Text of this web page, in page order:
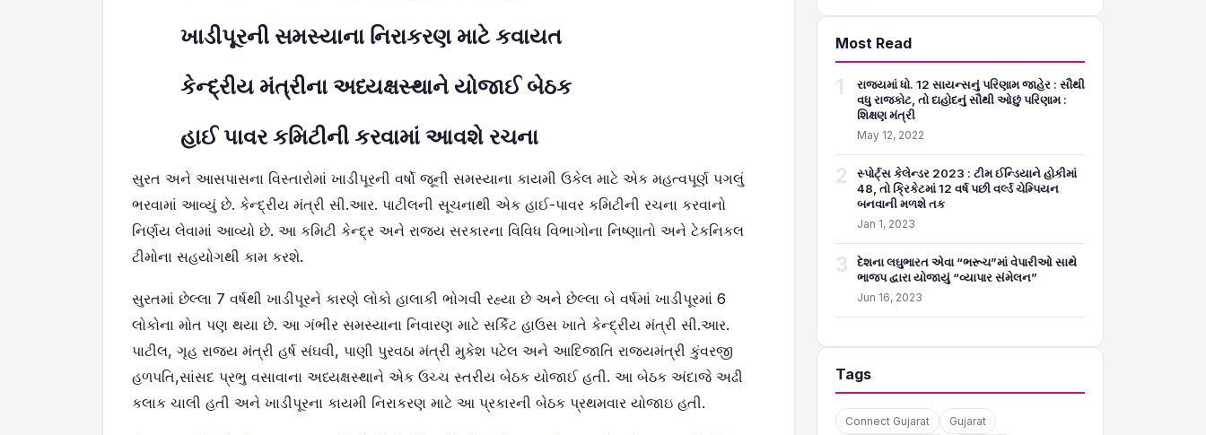
ખાડીપૂરની સમસ્યાના નિરાકરણ માટે કવાયત
કેન્દ્રીય મંત્રીના અધ્યક્ષસ્થાને યોજાઈ બેઠક
હાઈ પાવર કમિટીની કરવામાં આવશે રચના
સુરત અને આસપાસના વિસ્તારોમાં ખાડીપૂરની વર્ષો જૂની સમસ્યાના કાયમી ઉકેલ માટે એક મહત્વપૂર્ણ પગલું
ભરવામાં આવ્યું છે. કેન્દ્રીય મંત્રી સી.આર. પાટીલની સૂચનાથી એક હાઈ-પાવર કમિટીની રચના કરવાનો
નિર્ણય લેવામાં આવ્યો છે. આ કમિટી કેન્દ્ર અને રાજ્ય સરકારના વિવિધ વિભાગોના નિષ્ણાતો અને ટેકનિકલ
ટીમોના સહયોગથી કામ કરશે.
સુરતમાં છેલ્લા 7 વર્ષથી ખાડીપૂરને કારણે લોકો હાલાકી ભોગવી રહ્યા છે અને છેલ્લા બે વર્ષમાં ખાડીપૂરમાં 6
લોકોના મોત પણ થયા છે. આ ગંભીર સમસ્યાના નિવારણ માટે સર્કિટ હાઉસ ખાતે કેન્દ્રીય મંત્રી સી.આર.
પાટીલ, ગૃહ રાજ્ય મંત્રી હર્ષ સંઘવી, પાણી પુરવઠા મંત્રી મુકેશ પટેલ અને આદિજાતિ રાજ્યમંત્રી કુંવરજી
હળપતિ,સાંસદ પ્રભુ વસાવાના અધ્યક્ષસ્થાને એક ઉચ્ચ સ્તરીય બેઠક યોજાઈ હતી. આ બેઠક અંદાજે અઢી
કલાક ચાલી હતી અને ખાડીપૂરના કાયમી નિરાકરણ માટે આ પ્રકારની બેઠક પ્રથમવાર યોજાઇ હતી.
Most Read
1
રાજ્યમાં ધો. 12 સાયન્સનું પરિણામ જાહેર : સૌથી
વધુ રાજકોટ, તો દાહોદનું સૌથી ઓછું પરિણામ :
શિક્ષણ મંત્રી
May 12, 2022
2
સ્પોર્ટ્સ કેલેન્ડર 2023 : ટીમ ઈન્ડિયાને હોકીમાં
48, તો ક્રિકેટમાં 12 વર્ષ પછી વર્લ્ડ ચેમ્પિયન
બનવાની મળશે તક
Jan 1, 2023
3
દેશના લઘુભારત એવા “ભરૂચ”માં વેપારીઓ સાથે
ભાજપ દ્વારા યોજાયું “વ્યાપાર સંમેલન”
Jun 16, 2023
Tags
Connect Gujarat
Gujarat